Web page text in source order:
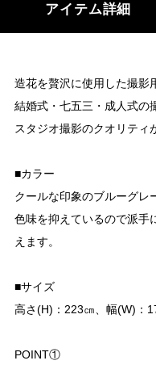
アイテム詳細
造花を贅沢に使用した撮影
結婚式・七五三・成人式の
スタジオ撮影のクオリティ
■カラー
クールな印象のブルーグレ
色味を抑えているので派手
えます。
■サイズ
高さ(H)：223㎝、幅(W)：
POINT①